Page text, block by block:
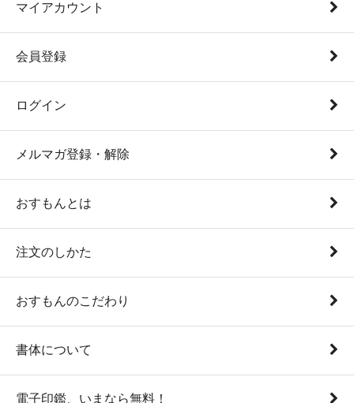
マイアカウント
会員登録
ログイン
メルマガ登録・解除
おすもんとは
注文のしかた
おすもんのこだわり
書体について
電子印鑑、いまなら無料！